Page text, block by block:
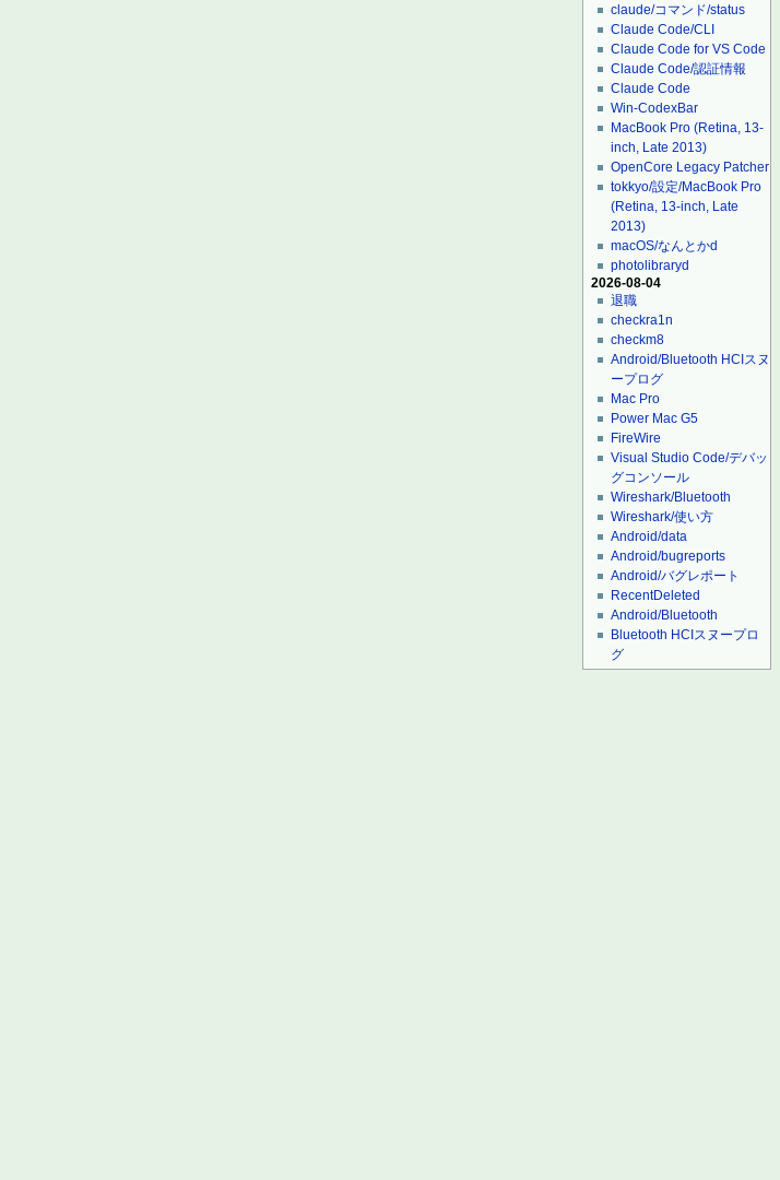
claude/コマンド/status
Claude Code/CLI
Claude Code for VS Code
Claude Code/認証情報
Claude Code
Win-CodexBar
MacBook Pro (Retina, 13-
inch, Late 2013)
OpenCore Legacy Patcher
tokkyo/設定/MacBook Pro
(Retina, 13-inch, Late
2013)
macOS/なんとかd
photolibraryd
2026-08-04
退職
checkra1n
checkm8
Android/Bluetooth HCIスヌ
ープログ
Mac Pro
Power Mac G5
FireWire
Visual Studio Code/デバッ
グコンソール
Wireshark/Bluetooth
Wireshark/使い方
Android/data
Android/bugreports
Android/バグレポート
RecentDeleted
Android/Bluetooth
Bluetooth HCIスヌープロ
グ